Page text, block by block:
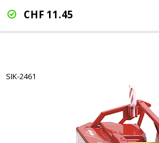
CHF 11.45
SIK-2461